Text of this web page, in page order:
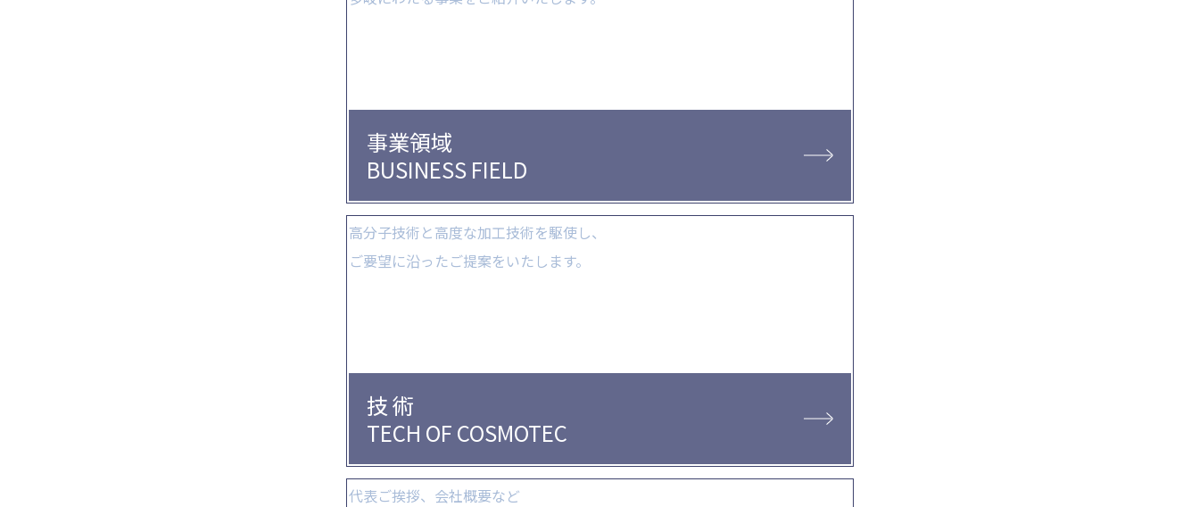
事業領域
BUSINESS FIELD
技 術
TECH OF COSMOTEC
高分子技術と高度な加工技術を駆使し、
ご要望に沿ったご提案をいたします。
代表ご挨拶、会社概要など